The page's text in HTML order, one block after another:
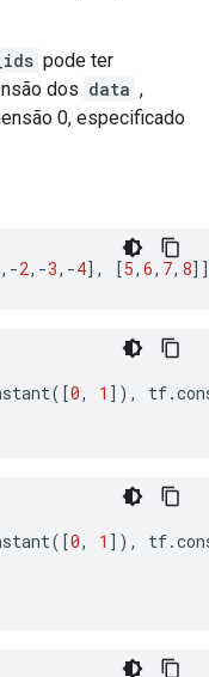
pode ter
dos data ,
0, especificado
, -2, -3, -4], [5, 6, 7, 8
([0, 1 ]), tf.
([0, 1 ]), tf.